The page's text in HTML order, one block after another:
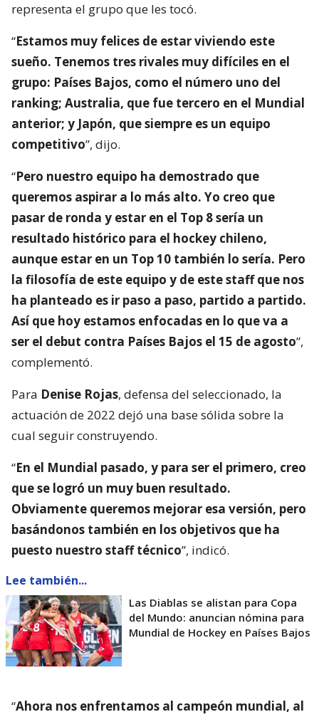
representa el grupo que les tocó.
“Estamos muy felices de estar viviendo este
sueño. Tenemos tres rivales muy difíciles en el
grupo: Países Bajos, como el número uno del
ranking; Australia, que fue tercero en el Mundial
anterior; y Japón, que siempre es un equipo
competitivo”, dijo.
“Pero nuestro equipo ha demostrado que
queremos aspirar a lo más alto. Yo creo que
pasar de ronda y estar en el Top 8 sería un
resultado histórico para el hockey chileno,
aunque estar en un Top 10 también lo sería. Pero
la filosofía de este equipo y de este staff que nos
ha planteado es ir paso a paso, partido a partido.
Así que hoy estamos enfocadas en lo que va a
ser el debut contra Países Bajos el 15 de agosto”,
complementó.
Para Denise Rojas, defensa del seleccionado, la
actuación de 2022 dejó una base sólida sobre la
cual seguir construyendo.
“En el Mundial pasado, y para ser el primero, creo
que se logró un muy buen resultado.
Obviamente queremos mejorar esa versión, pero
basándonos también en los objetivos que ha
puesto nuestro staff técnico”, indicó.
Lee también...
Las Diablas se alistan para Copa
del Mundo: anuncian nómina para
Mundial de Hockey en Países Bajos
“Ahora nos enfrentamos al campeón mundial, al